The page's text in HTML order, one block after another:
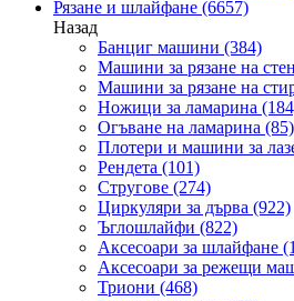
Рязане и шлайфане (6657)
Назад
Банциг машини (384)
Машини за рязане на
Машини за рязане на
Ножици за ламарина
Огъване на ламарина (85)
Плотери и машини за
Рендета (101)
Стругове (274)
Циркуляри за дърва (922)
Ъглошлайфи (822)
Аксесоари за шлайфане
Аксесоари за режещи
Триони (468)